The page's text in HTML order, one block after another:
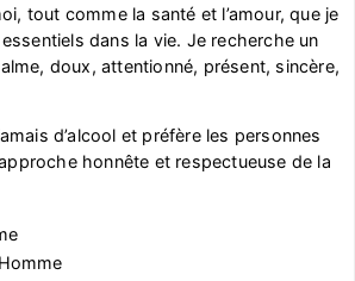
tout comme la santé et l’amour, que je
dans la vie. Je recherche un
doux, attentionné, présent, sincère,
d’alcool et préfère les personnes
honnête et respectueuse de la